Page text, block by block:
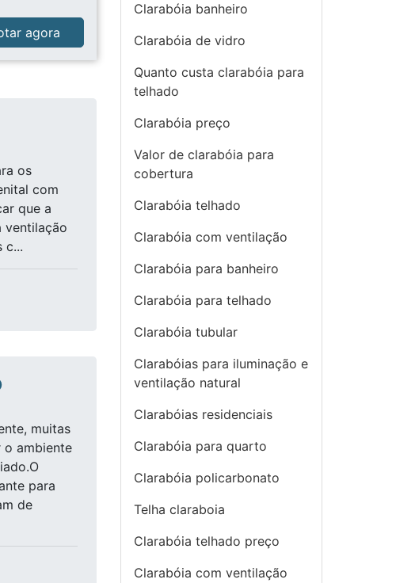
agora
os
com
que a
ventilação
c...
muitas
o ambiente
para
de
Clarabóia banheiro
Clarabóia de vidro
Quanto custa clarabóia para
telhado
Clarabóia preço
Valor de clarabóia para
cobertura
Clarabóia telhado
Clarabóia com ventilação
Clarabóia para banheiro
Clarabóia para telhado
Clarabóia tubular
Clarabóias para iluminação e
ventilação natural
Clarabóias residenciais
Clarabóia para quarto
Clarabóia policarbonato
Telha claraboia
Clarabóia telhado preço
Clarabóia com ventilação